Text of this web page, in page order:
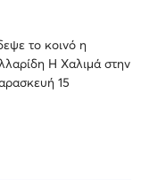
το κοινό η
Η Χαλιμά στην
15